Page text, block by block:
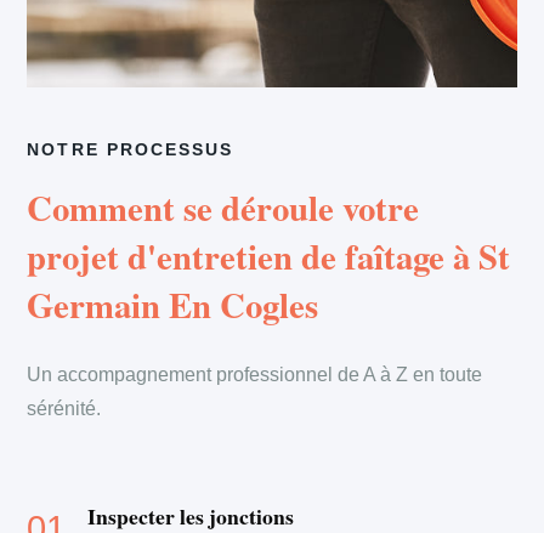
NOTRE PROCESSUS
Comment se déroule votre
projet d'entretien de faîtage à St
Germain En Cogles
Un accompagnement professionnel de A à Z en toute
sérénité.
Inspecter les jonctions